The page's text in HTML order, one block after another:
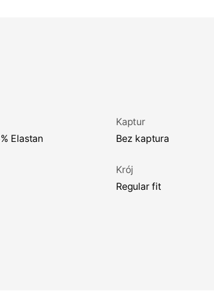
Elastan
Kaptur
Bez kaptura
Krój
regular fit